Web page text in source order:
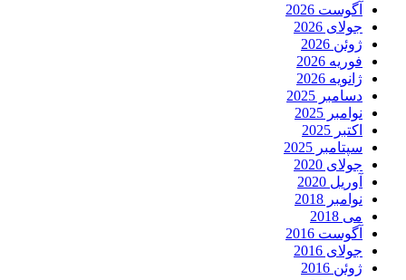
آگوست 2026
جولای 2026
ژوئن 2026
فوریه 2026
ژانویه 2026
دسامبر 2025
نوامبر 2025
اکتبر 2025
سپتامبر 2025
جولای 2020
آوریل 2020
نوامبر 2018
می 2018
آگوست 2016
جولای 2016
ژوئن 2016